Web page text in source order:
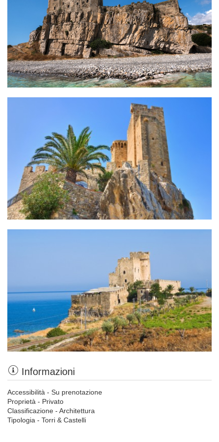
Informazioni
Accessibilità - Su prenotazione
Proprietà - Privato
Classificazione - Architettura
Tipologia - Torri & Castelli